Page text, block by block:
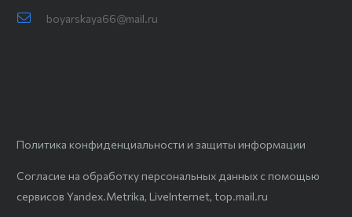
boyarskaya66@mail.ru
Политика конфиденциальности и защиты информации
Согласие на обработку персональных данных с помощью
сервисов Yandex.Metrika, LiveInternet, top.mail.ru